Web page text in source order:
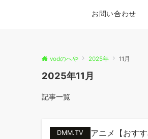
お問い合わせ
vodのへや 2025年 11月
2025年11月
記事一覧
DMM.TV